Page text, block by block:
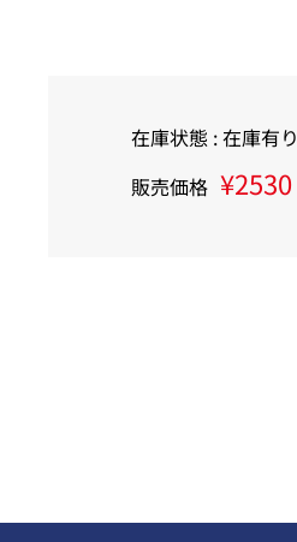
在庫状態 : 在庫有り
販売価格 ¥2530